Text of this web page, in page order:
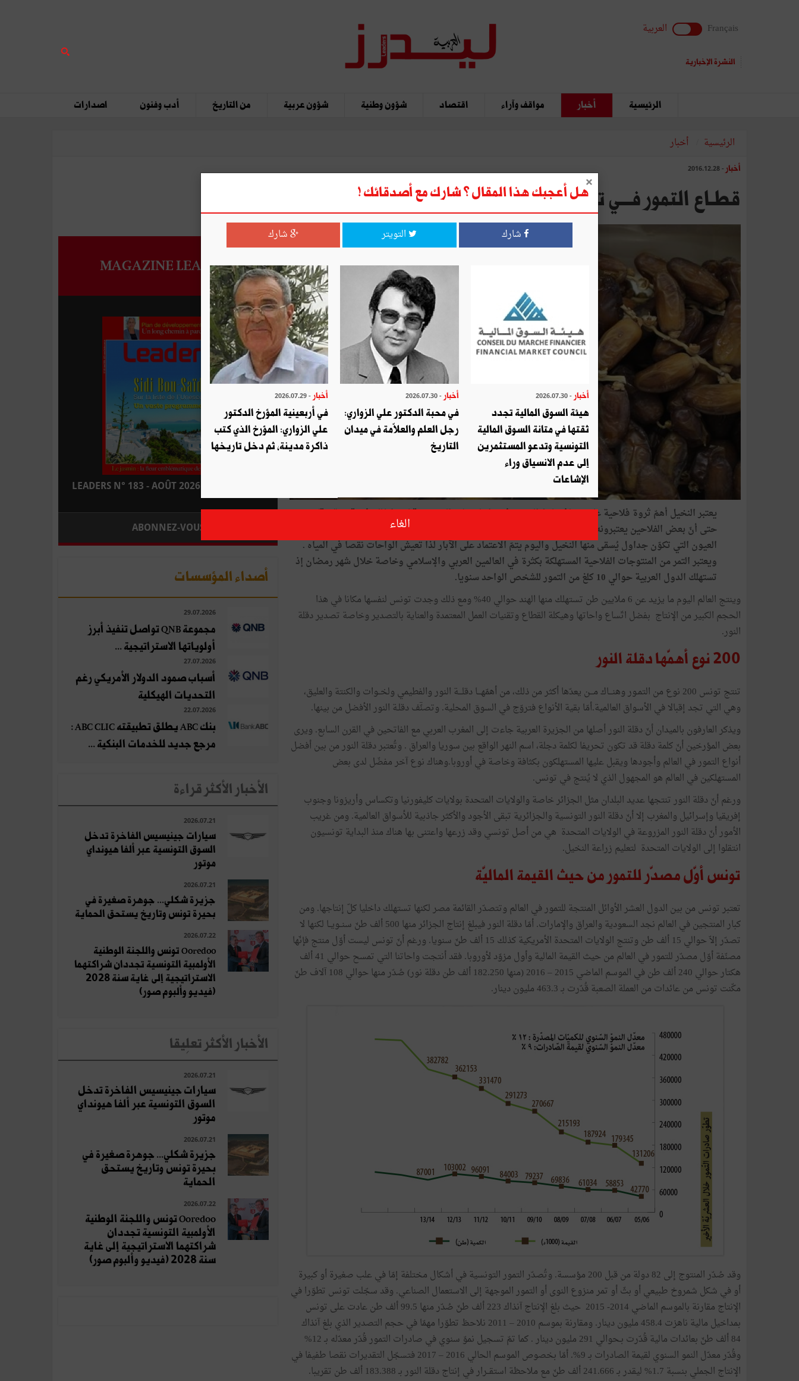
Français العربية
النشرة الإخبارية
الرئيسية أخبار مواقف وآراء اقتصاد شؤون وطنية شؤون عربية من التاريخ أدب وفنون اصدارات
الرئيسية أخبار
أخبار - 2016.12.28
قطـاع‭ ‬التمور‭ ‬فـــي‭ ‬تــونـس إشكالات‭ ‬الإنتاج‭ ‬والتّصدير
يعتبرالنخيل أهمّ ثروة فلاحيةعلىضفافشطالجريدفيواحاتبلادالجريدوقبليوكذلكفيقفصةوقابس
حتى أنّ بعض الفلاحين يعتبرونه الواحات
العيون التي تكوّنجداول يُسقىمنهاالنخيلواليوميتمّالاعتمادعلىالآبارلذاتعيشالواحاتنقصافيالمياه.
ويعتبرالتمرمن المنتوجات الفلاحية المستهلكة بكثرة في العالمين العربي والإسلامي وخاصةخلال شهررمضان إذ
تستهلك الدول العربيةحوالي 10 كلغ من التمورللشخص الواحد سنويا.
وينتج العالم اليوم ما يزيد عن 6 ملايين طن تستهلك منها الهند حوالي 40
% ومعذلك وجدت تونس لنفسها مكانا في هذا
الحجم الكبيرمن الإنتاج بفضل اتّساع واحاتها وهيكلة القطاع وتقنيات العمل المعتمدة والعناية بالتصديروخاصة تصديردقلة
النور.
200 نوع أهمّها دقلة النور
تنتج تونس 200 نوع من التمـوروهنـــاكمـــن يعدّهاأكثرمنذلك، منأهمّهـــادقلـــة النوروالفطيمي ولخــوات والكنتة والعليق،
وهي التي تجد إقبالا في الأسواق العالمية.أمّا بقية الأنواع فتروّج في السوق المحلية. وتصنّٓفدقلـة النورالأفضل من بينها.
ويذكرالعارفون بالميدانأنّدقلة النورأصلها من الجزيرة العربية جاءت إلى المغرب العربي مع الفاتحين في القرن السابع. ويرى
بعض المؤرخينأنّكلمة دقلة قد تكون تحريفا لكلمة دجلة، اسم النهرالواقع بين سوريا والعراق . وتُعتبردقلة النورمن بينأفضل
أنواع التمورفي العالم وأجودها ويقبل عليها المستهلكون بكثافة وخاصة فيأوروبا.وهناكنوعآخرمفضّل لدى بعض
المستهلكين في العالم هو المجهول الذي لا يُنتج في تونس.
ورغمأنّدقلة النور تنتجها عديد البلدان مثل الجزائرخاصة والولايات المتحدة بولاياتكليفورنيا وتكساس وأريزونا وجنوب
إفريقيا وإسرائيل والمغرب إلاأنّدقلة النورالتونسية والجزائرية تبقى الأجود والأكثرجاذبية للأسواق العالمية. ومن غريب
الأمورأنّدقلة النورالمزروعة في الولايات المتحدة هي منأصل تونسي وقد زرعها واعتنى بها هناكمنذ البداية تونسيون
انتقلوا إلى الولايات المتحدة لتعليم زراعة النخيل.
تونس أوّل مصدّر للتمور من حيث القيمة الماليّة
تعتبر تونس من بين الدول العشرالأوائل المنتجة للتمورفي العالم وتتصدّرالقائمة مصرلكنها تستهلكداخلياكلّ إنتاجها. ومن
كبارالمنتجين في العالم نجد السعودية والعراق والإمارات.أمّادقلة النورفيبلغ إنتاج الجزائرمنها 500ألف طنّ سنــويــا لكنها لا
تصدّرإلاّحوالي 15 ألف طن وتنتج الولايات المتحدة الأمريكية كذلك 15 ألف طنّ سنويا. ورغمأنّ تونس ليستأوّل منتج فإنّها
مصنّفة أوّل مصدّرللتمورفي العالم من حيث القيمة المالية وأول مزوّد لأوروبا. فقدأنتجت واحاتنا التي تمسح حوالي 41ألف
هكتارحوالي 240ألف طن في الموسم الماضي 2015
–
2016
(منها 182.250 ألف طندقلة نور) صُدّرمنها حوالي 108 آلاف طنّ
مكّنت تونس من عائدات من العملة الصعبة قُدّرت بـ 463.3 مليوندينار.
وقد صُدّرالمنتوج إلى 82دولة من قبل 200 مؤسسة. وتُصدّرالتمورالتونسية فيأشكال مختلفة إمّا في علب صغيرة أوكبيرة
أو في شكل شمروخ طبيعيأو بثّأو تمرمنزوع النوىأو التمورالموجهة إلى الاستعمال الصناعي. وقد سجّلت تونس تطوّرا في
الإنتاج مقارنة بالموسم الماضي 2014
-
2015 حيث بلغ الإنتاجآنذاك223ألف طنّ صُدّرمنها 99.5 ألف طن عادت على تونس
بمداخيل مالية ناهزت 458.4 مليوندينار. ومقارنة بموسم 2010
–
2011 نلاحظ تطوّرا مهمّا في حجم التصديرالذي بلغآنذاك
84ألف طنّ بعائدات مالية قُدّرت بـحوالي 291 مليوندينار.كما تمّ تسجيل نموّ سنوي في صادرات التمورقُدّرمعدّله بـ12
%
وقُدّرمعدّل النمو السنوي لقيمة الصادرات بـ9
%.أمّا بخصوص الموسم الحالي 2016
–
2017 فتسجّل التقديرات نقصا طفيفا في
الإنتاج الجملي بنسبة 1.7
% ليقدربـ 241.666 ألف طنّ مع ملاحظة استقــرارفي إنتاجدقلة النوربـ 183.388 ألف طن تقريبا.
MAGAZINE LEADERS
LEADERS N° 183 - AOÛT 2026 : EN KIOSQUE
ABONNEZ-VOUS
أصداء المؤسسات
29.07.2026
مجموعة QNB تواصل تنفيذ أبرز
أولوياتها الاستراتيجية ...
27.07.2026
أسباب صمود الدولار الأمريكي رغم
التحديات الهيكلية
22.07.2026
بنك ABC يطلق تطبيقته ABC CLIC :
مرجع جديد للخدمات البنكية ...
الأخبار الأكثر قراءة
2026.07.21
سيارات جينيسيس الفاخرة تدخل
السوق التونسية عبر ألفا هيونداي
موتور
2026.07.21
جزيرة شكلي... جوهرة صغيرة في
بحيرة تونس وتاريخ يستحق الحماية
2026.07.22
Ooredoo تونس واللجنة الوطنية
الأولمبية التونسية تجددان شراكتهما
الاستراتيجية إلى غاية سنة 2028
(فيديو وألبوم صور)
الأخبار الأكثر تعلِيقا
2026.07.21
سيارات جينيسيس الفاخرة تدخل
السوق التونسية عبر ألفا هيونداي
موتور
2026.07.21
جزيرة شكلي... جوهرة صغيرة في
بحيرة تونس وتاريخ يستحق
الحماية
2026.07.22
Ooredoo تونس واللجنة الوطنية
الأولمبية التونسية تجددان
شراكتهما الاستراتيجية إلى غاية
سنة 2028 (فيديو وألبوم صور)
هل أعجبك هذا المقال ؟ شارك مع أصدقائك !
شارك التويتر شارك
أخبار - 2026.07.30
هيئة السوق المالية تجدد
ثقتها في متانة السوق المالية
التونسية وتدعو المستثمرين
إلى عدم الانسياق وراء
الإشاعات
أخبار - 2026.07.30
في محبة الدكتور علي الزواري:
رجل العلم والعلاّمة في ميدان
التاريخ
أخبار - 2026.07.29
في أربعينية المؤرخ الدكتور
علي الزواري: المؤرخ الذي كتب
ذاكرة مدينة، ثم دخل تاريخها
الغاء